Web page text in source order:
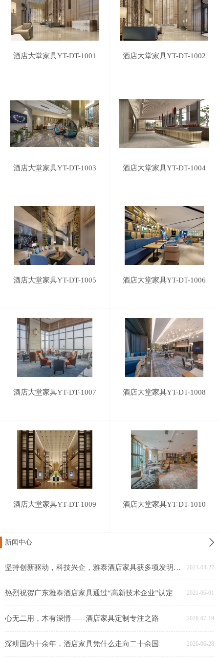
酒店大堂家具YT-DT-1001 酒店大堂家具YT-DT-1002
酒店大堂家具YT-DT-1003 酒店大堂家具YT-DT-1004
酒店大堂家具YT-DT-1005 酒店大堂家具YT-DT-1006
酒店大堂家具YT-DT-1007 酒店大堂家具YT-DT-1008
酒店大堂家具YT-DT-1009 酒店大堂家具YT-DT-1010
新闻中心
坚持创新驱动，科技兴企，雅泰酒店家具获多项发明专利 2023-03-27
热烈祝贺广东雅泰酒店家具通过“高新技术企业”认定 2021-06-01
心无二用，木有深情——酒店家具定制专注之路 2026-07-19
深耕国内十余年，酒店家具凭什么走向二十余国 2026-06-28